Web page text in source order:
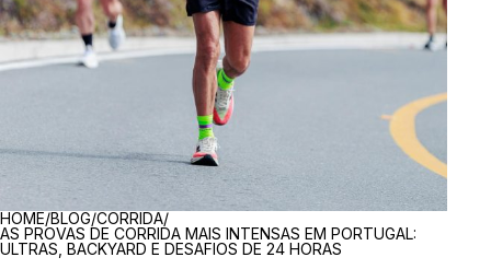
BREADCRUMBS
HOME/BLOG/CORRIDA/
AS PROVAS DE CORRIDA MAIS INTENSAS EM PORTUGAL:
ULTRAS, BACKYARD E DESAFIOS DE 24 HORAS